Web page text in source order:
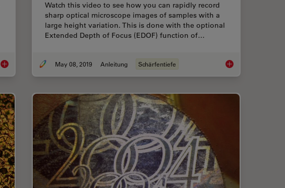
How to Adapt Grain Size Analysis of Metallic Alloys to Your Needs
Watch this video to see how you can rapidly record
sharp optical microscope images of samples with a
large height variation. This is done with the optional
Extended Depth of Focus (EDOF) function of…
May 08, 2019 Anleitung Schärfentiefe How To Create